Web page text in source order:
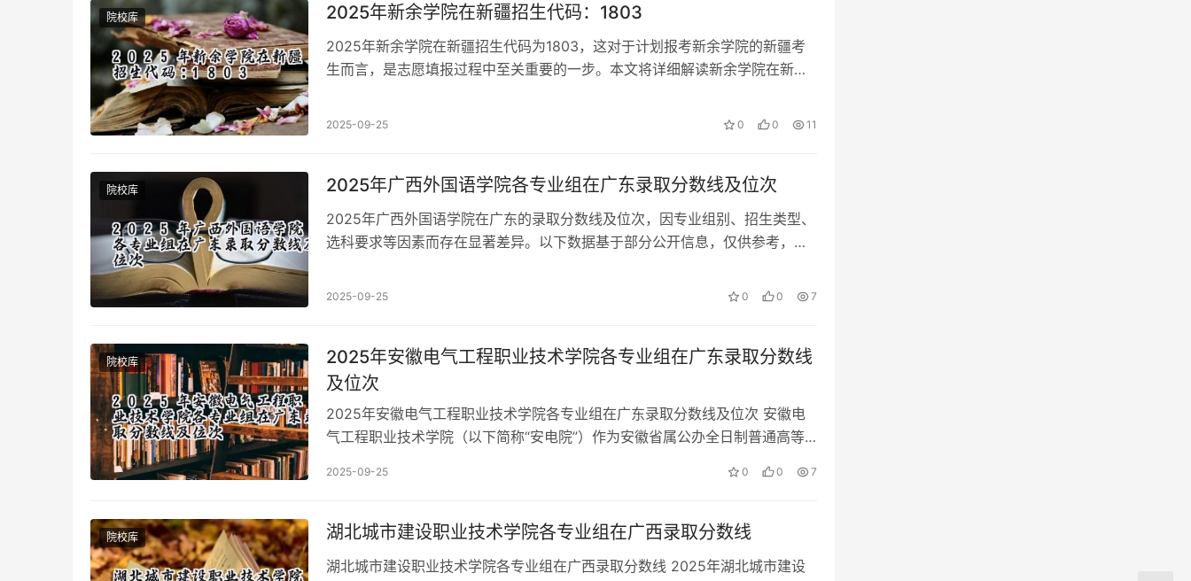
院校库 2025年新余学院在新疆招生代码：1803
2025年新余学院在新疆招生代码为1803，这对于计划报考新余学院的新疆考
生而言，是志愿填报过程中至关重要的一步。本文将详细解读新余学院在新疆
2025-09-25 0 0 11
院校库 2025年广西外国语学院各专业组在广东录取分数线及位次
2025年广西外国语学院在广东的录取分数线及位次，因专业组别、招生类型、
选科要求等因素而存在显著差异。以下数据基于部分公开信息，仅供参考，并
2025-09-25 0 0 7
院校库
2025年安徽电气工程职业技术学院各专业组在广东录取分数线
及位次
2025年安徽电气工程职业技术学院各专业组在广东录取分数线及位次 安徽电
气工程职业技术学院（以下简称“安电院”）作为安徽省属公办全日制普通高等
2025-09-25 0 0 7
院校库 湖北城市建设职业技术学院各专业组在广西录取分数线
湖北城市建设职业技术学院各专业组在广西录取分数线 2025年湖北城市建设